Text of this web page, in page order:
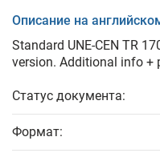
Описание на
Standard UNE-CEN TR
version. Additional info +
Статус документа:
Формат: